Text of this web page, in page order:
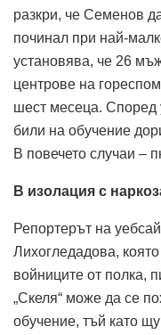
разкри, че Семенов
починал при най-
установява, че 26
центрове на
шест месеца. Според
били на обучение
В повечето случаи –
В изолация с
Репортерът на
Лихогледадова,
войниците от полка,
„Скеля“ може да се
обучение, тъй като